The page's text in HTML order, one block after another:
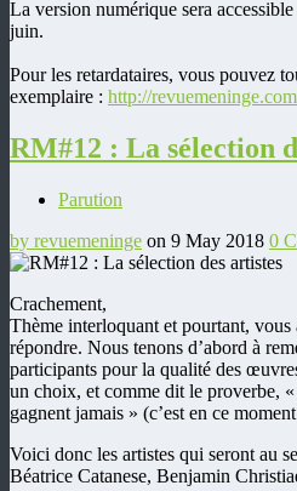
La version numérique sera
juin.
Pour les retardataires, vous pouvez
exemplaire : http://
RM#12 : La sélection
Parution
by revuemeninge on 9 May 2018 0
Crachement,
Thème interloquant et pourtant, vous
répondre. Nous tenons d’abord à
participants pour la qualité des
un choix, et comme dit le proverbe,
gagnent jamais » (c’est en ce
Voici donc les artistes qui seront au
Béatrice Catanese, Benjamin